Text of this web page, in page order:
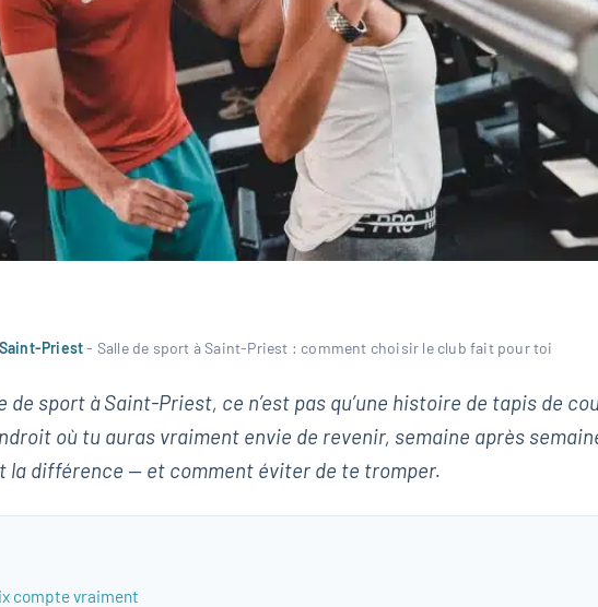
Priest- Salle de sport à Saint-Priest : comment choisir le club fait pour toi
de sport à Saint-Priest, ce n’est pas qu’une histoire de tapis de
où tu auras vraiment envie de revenir, semaine après
la différence — et comment éviter de te tromper.
compte vraiment